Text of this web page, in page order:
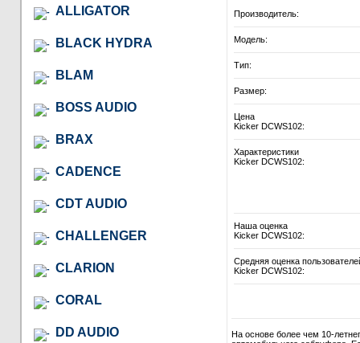
ALLIGATOR
BLACK HYDRA
BLAM
BOSS AUDIO
BRAX
CADENCE
CDT AUDIO
CHALLENGER
CLARION
CORAL
DD AUDIO
Производитель:
Модель:
Тип:
Размер:
Цена
Kicker DCWS102:
Характеристики
Kicker DCWS102:
Наша оценка
Kicker DCWS102:
Средняя оценка
Kicker DCWS102:
На основе более чем 10-